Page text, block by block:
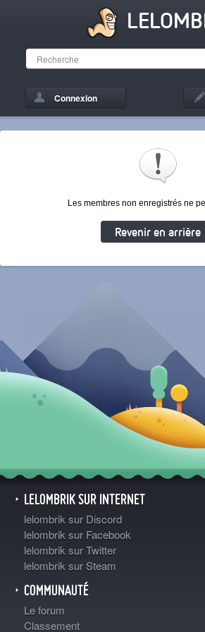
Connexion
Les membres non enregistrés ne
Revenir en arrière
LELOMBRIK SUR INTERNET
lelombrik sur Discord
lelombrik sur Facebook
lelombrik sur Twitter
lelombrik sur Steam
COMMUNAUTÉ
Le forum
Classement